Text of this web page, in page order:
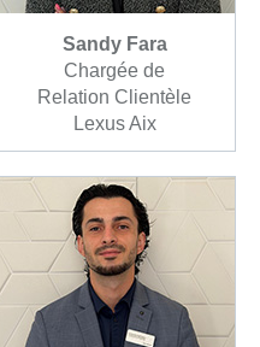
Sandy Fara
Chargée de
Relation Clientèle
Lexus Aix